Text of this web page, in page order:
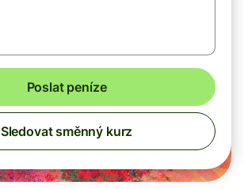
Poslat peníze
Sledovat směnný kurz